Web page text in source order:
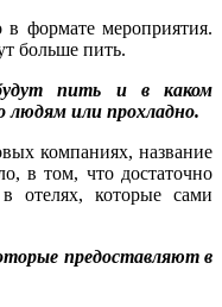
формате мероприятия.
больше пить.
пить и в каком
людям или прохладно.
компаниях, название
в том, что достаточно
отелях, которые сами
предоставляют в